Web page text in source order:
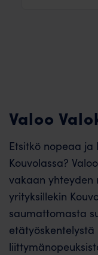
Valoo
Etsitkö nopeaa
Kouvolassa?
vakaan yhteyden
yrityksillekin
saumattomasta